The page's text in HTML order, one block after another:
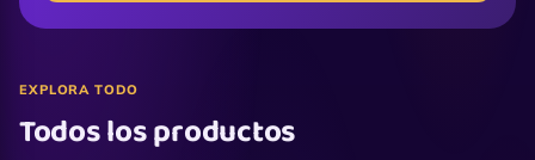
EXPLORA TODO
Todos los productos